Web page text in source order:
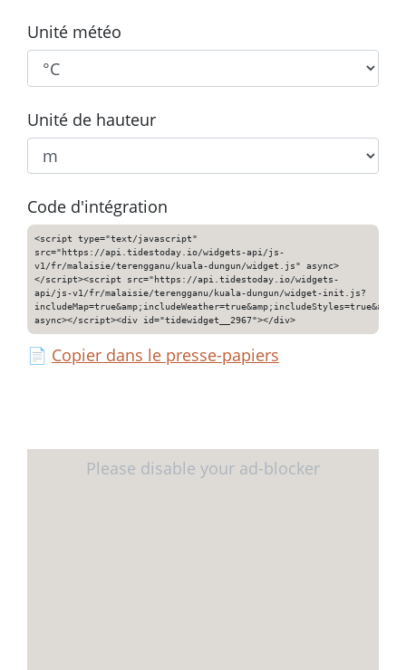
Unité météo
Unité de hauteur
Code d'intégration
<script type="text/javascript"
src="https://api.tidestoday.io/widgets-api/js-
v1/fr/malaisie/terengganu/kuala-dungun/widget.js" async>
</script><script src="https://api.tidestoday.io/widgets-
api/js-v1/fr/malaisie/terengganu/kuala-dungun/widget-init.js?
async></script><div id="tidewidget__2967"></div>
📄 Copier dans le presse-papiers